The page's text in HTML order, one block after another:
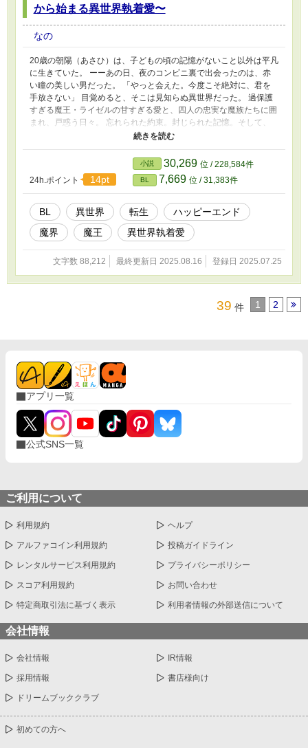
から始まる異世界執着愛〜
なの
20歳の朝陽（あさひ）は、子どもの頃の記憶がないこと以外は平凡
に生きていた。 ーーあの日、夜のコンビニ裏で出会ったのは、赤
い瞳の美しい男だった。 「やっと会えた。今度こそ絶対に、君を
手放さない」 目覚めると、そこは見知らぬ異世界だった。 過保護
すぎる魔王・ライゼルの甘すぎる愛と、四人の忠実な魔族たちに囲
まれ、戸惑う日々。 忘れられた約束。封じられた記憶。そして、
二人の過去に隠された真実。 これは、運命を信じ続けた魔王と、
すべてを忘れた少年が再び出会う、甘くて危うい異世界執着愛。
後半にR18描写があります。 タイトル後ろに＊＊＊をつけてます。
苦手な方はスルーしてください。
24h.ポイント
14pt
小説 30,269 位 / 228,584件
BL 7,669 位 / 31,383件
BL 異世界 転生
ハッピーエンド
魔界
魔王 異世界執着愛
文字数 88,212 最終更新日 2025.08.16 登録日 2025.07.25
39 件 1 2
アプリ一覧
公式SNS一覧
ご利用について
利用規約 ヘルプ
アルファコイン利用規約 投稿ガイドライン
レンタルサービス利用規約 プライバシーポリシー
スコア利用規約 お問い合わせ
特定商取引法に基づく表示 利用者情報の外部送信について
会社情報
会社情報 IR情報
採用情報 書店様向け
ドリームブッククラブ
初めての方へ